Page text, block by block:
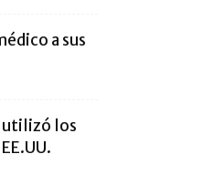
a sus
utilizó los